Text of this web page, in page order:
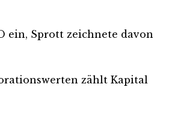
ein, Sprott zeichnete davon
zählt Kapital